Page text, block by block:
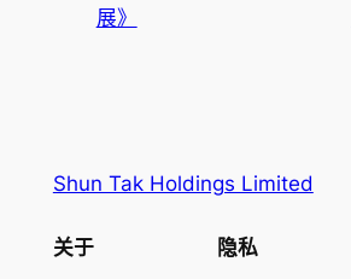
展》
Shun Tak Holdings Limited
关于 隐私